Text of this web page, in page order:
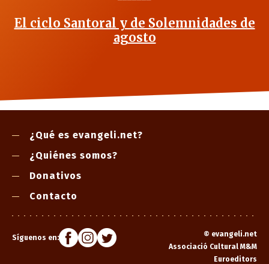
El ciclo Santoral y de Solemnidades de
agosto
¿Qué es evangeli.net?
¿Quiénes somos?
Donativos
Contacto
Síguenos en: © evangeli.net
Associació Cultural M&M
Euroeditors